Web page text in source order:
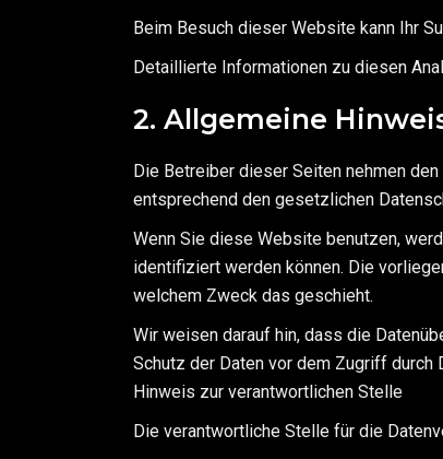
Beim Besuch dieser Website kann Ihr
Detaillierte Informationen zu diesen
2. Allgemeine
Die Betreiber dieser Seiten nehmen
entsprechend den gesetzlichen
Wenn Sie diese Website benutzen,
identifiziert werden können. Die
welchem Zweck das geschieht.
Wir weisen darauf hin, dass die
Schutz der Daten vor dem Zugriff durch
Hinweis zur verantwortlichen Stelle
Die verantwortliche Stelle für die